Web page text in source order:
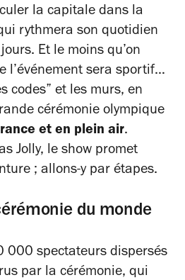
la capitale dans la
rythmera son quotidien
Et le moins qu’on
l’événement sera sportif…
codes” et les murs, en
cérémonie olympique
et en plein air.
Jolly, le show promet
; allons-y par étapes.
du monde
000 spectateurs dispersés
par la cérémonie, qui